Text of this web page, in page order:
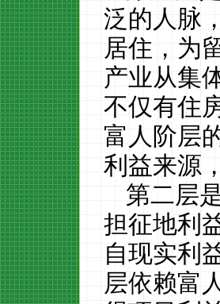
泛的人脉
居住，为
产业从集
不仅有住
富人阶层
利益来源
第二层
担征地利
自现实利
层依赖富